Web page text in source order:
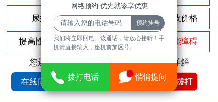
尿痛 前列腺炎 割包皮价格
提高性功能 龟头敏感 性功能障碍
您还可以拨打免费咨询电话立即为您详解
在线问诊
网络预约 优先就诊享优惠
我们将立即回电。该通话，请放心接听！手
机请直接输入，座机前加区号。
拨打电话 悄悄提问